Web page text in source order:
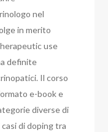
nel
in merito
use
definite
Il corso
e-book e
diverse di
di doping tra